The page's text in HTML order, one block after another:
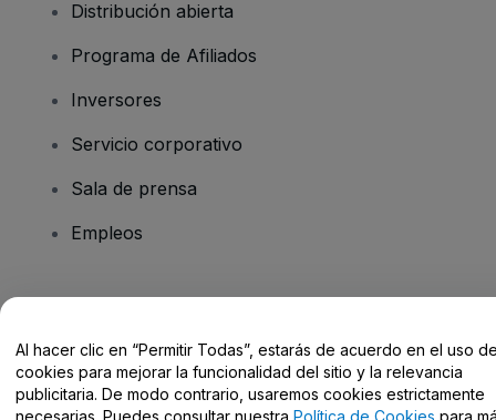
Distribución abierta
Programa de Afiliados
Inversores
Servicio corporativo
Sala de prensa
Empleos
Centro de Ayuda / Contacto
Al hacer clic en “Permitir Todas”, estarás de acuerdo en el uso
cookies para mejorar la funcionalidad del sitio y la relevancia
publicitaria. De modo contrario, usaremos cookies estrictamente
necesarias. Puedes consultar nuestra Política de Cookies para